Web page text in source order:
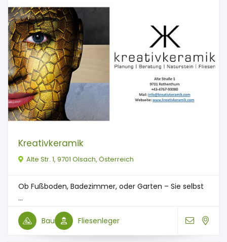
Kreativkeramik
Alte Str. 1, 9701 Olsach, Österreich
Ob Fußboden, Badezimmer, oder Garten – Sie selbst
...
Bau Fliesenleger